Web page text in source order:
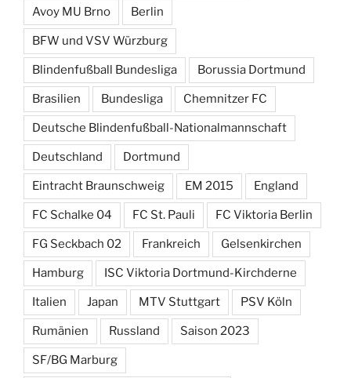
Avoy MU Brno Berlin
BFW und VSV Würzburg
Blindenfußball Bundesliga Borussia Dortmund
Brasilien Bundesliga Chemnitzer FC
Deutsche Blindenfußball-Nationalmannschaft
Deutschland Dortmund
Eintracht Braunschweig EM 2015 England
FC Schalke 04 FC St. Pauli FC Viktoria Berlin
FG Seckbach 02 Frankreich Gelsenkirchen
Hamburg ISC Viktoria Dortmund-Kirchderne
Italien Japan MTV Stuttgart PSV Köln
Rumänien Russland Saison 2023
SF/BG Marburg